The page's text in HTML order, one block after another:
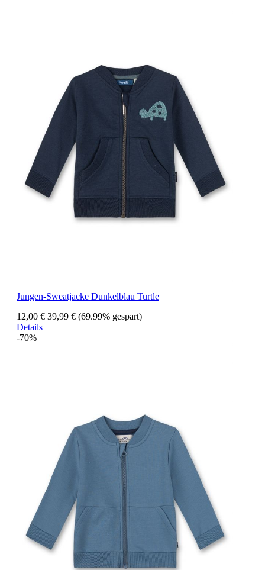
Jungen-Sweatjacke Dunkelblau Turtle
12,00 € 39,99 € (69.99% gespart)
Details
-70%